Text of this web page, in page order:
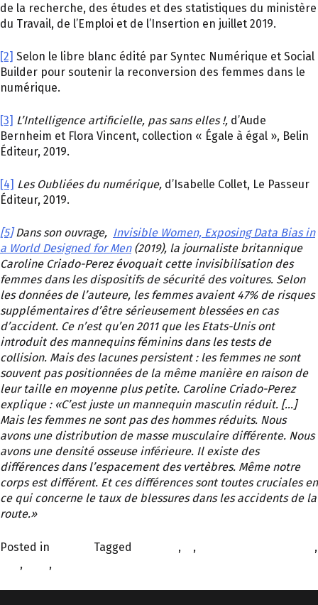
de la recherche, des études et des statistiques du ministère
du Travail, de l’Emploi et de l’Insertion en juillet 2019.
[2] Selon le libre blanc édité par Syntec Numérique et Social
Builder pour soutenir la reconversion des femmes dans le
numérique.
[3] L’Intelligence artificielle, pas sans elles !, d’Aude
Bernheim et Flora Vincent, collection « Égale à égal », Belin
Éditeur, 2019.
[4] Les Oubliées du numérique, d’Isabelle Collet, Le Passeur
Éditeur, 2019.
[5]Dans son ouvrage, Invisible Women, Exposing Data Bias in
a World Designed for Men(2019), la journaliste britannique
Caroline Criado-Perez évoquait cette invisibilisation des
femmes dans les dispositifs de sécurité des voitures. Selon
les données de l’auteure, les femmes avaient 47% de risques
supplémentaires d’être sérieusement blessées en cas
d’accident. Ce n’est qu’en 2011 que les Etats-Unis ont
introduit des mannequins féminins dans les tests de
collision. Mais des lacunes persistent : les femmes ne sont
souvent pas positionnées de la même manière en raison de
leur taille en moyenne plus petite. Caroline Criado-Perez
explique : «C’est juste un mannequin masculin réduit. […]
Mais les femmes ne sont pas des hommes réduits. Nous
avons une distribution de masse musculaire différente. Nous
avons une densité osseuse inférieure. Il existe des
différences dans l’espacement des vertèbres. Même notre
corps est différent. Et ces différences sont toutes cruciales en
ce qui concerne le taux de blessures dans les accidents de la
route.»
Posted in Tagged , ,
,
, ,